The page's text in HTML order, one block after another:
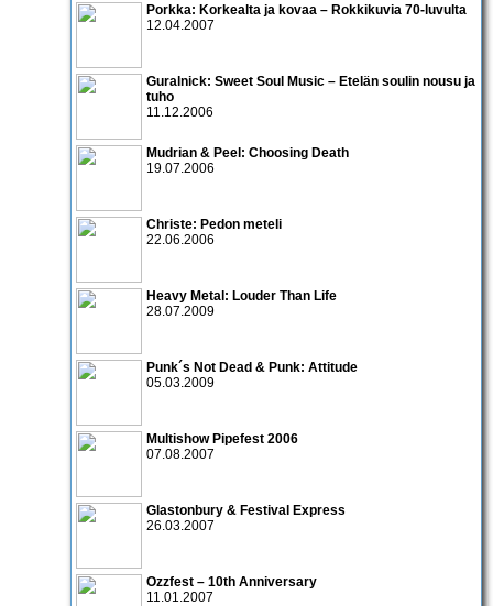
Porkka: Korkealta ja kovaa – Rokkikuvia 70-luvulta
12.04.2007
Guralnick: Sweet Soul Music – Etelän soulin nousu ja
tuho
11.12.2006
Mudrian & Peel: Choosing Death
19.07.2006
Christe: Pedon meteli
22.06.2006
Heavy Metal: Louder Than Life
28.07.2009
Punk´s Not Dead & Punk: Attitude
05.03.2009
Multishow Pipefest 2006
07.08.2007
Glastonbury & Festival Express
26.03.2007
Ozzfest – 10th Anniversary
11.01.2007